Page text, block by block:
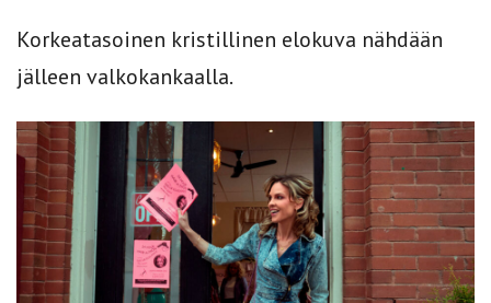
Korkeatasoinen kristillinen elokuva nähdään
jälleen valkokankaalla.